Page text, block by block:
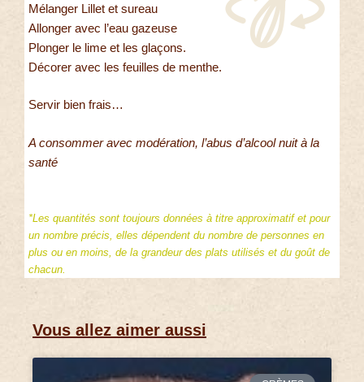
Mélanger Lillet et sureau
Allonger avec l’eau gazeuse
Plonger le lime et les glaçons.
Décorer avec les feuilles de menthe.
Servir bien frais…
A consommer avec modération, l’abus d’alcool nuit à la
santé
*Les quantités sont toujours données à titre approximatif et pour
un nombre précis, elles dépendent du nombre de personnes en
plus ou en moins, de la grandeur des plats utilisés et du goût de
chacun.
Vous allez aimer aussi